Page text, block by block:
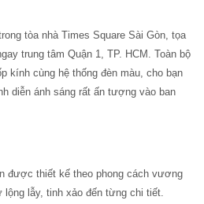
tòa nhà Times Square Sài Gòn, tọa
trung tâm Quận 1, TP. HCM. Toàn bộ
kính cùng hệ thống đèn màu, cho bạn
diễn ánh sáng rất ấn tượng vào ban
được thiết kế theo phong cách vương
lẫy, tinh xảo đến từng chi tiết.